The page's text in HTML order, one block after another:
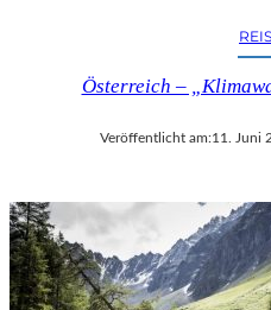
Österreich –
Veröffentlicht am:11. Juni